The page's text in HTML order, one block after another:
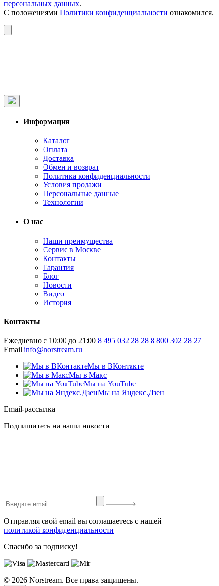
персональных данных.
С положениями Политики конфиденциальности ознакомился.
Информация
Каталог
Оплата
Доставка
Обмен и возврат
Политика конфиденциальности
Условия продажи
Персональные данные
Технологии
О нас
Наши преимущества
Сервис в Москве
Контакты
Гарантия
Блог
Новости
Видео
История
Контакты
Ежедневно с 10:00 до 21:00 8 495 032 28 28 8 800 302 28 27
Email info@norstream.ru
Мы в ВКонтакте
Мы в Макс
Мы на YouTube
Мы на Яндекс.Дзен
Email-рассылка
Подпишитесь на наши новости
Отправляя свой email вы соглашаетесь с нашей
политикой конфиденциальности
Спасибо за подписку!
© 2026 Norstream. Все права защищены.